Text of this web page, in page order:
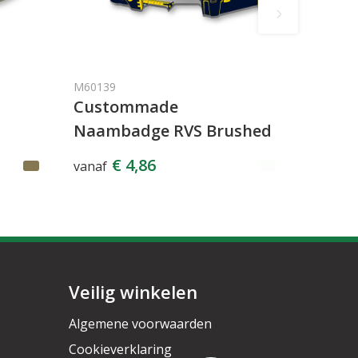
M60139
Custommade
Naambadge RVS Brushed
vanaf € 4,86
Veilig winkelen
Algemene voorwaarden
Cookieverklaring